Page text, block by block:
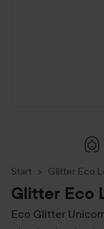
Start Glitter Eco
Glitter Eco
Eco Glitter